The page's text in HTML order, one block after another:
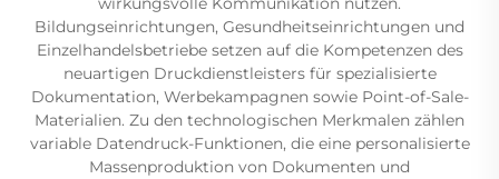
Bildungseinrichtungen, Gesundheitseinrichtungen und
Einzelhandelsbetriebe setzen auf die Kompetenzen des
neuartigen Druckdienstleisters für spezialisierte
Dokumentation, Werbekampagnen sowie Point-of-Sale-
Materialien. Zu den technologischen Merkmalen zählen
variable Datendruck-Funktionen, die eine personalisierte
Massenproduktion von Dokumenten und